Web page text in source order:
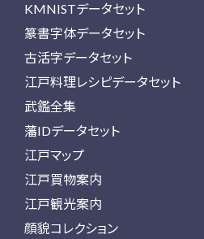
KMNISTデータセット
篆書字体データセット
古活字データセット
江戸料理レシピデータセット
武鑑全集
藩IDデータセット
江戸マップ
江戸買物案内
江戸観光案内
顔貌コレクション